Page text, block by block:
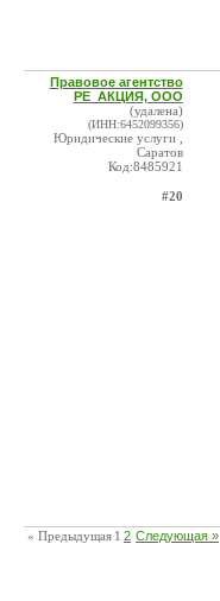
Правовое агентство
РЕ_АКЦИЯ, ООО
(удалена)
(ИНН:6452099356)
Юридические услуги ,
Саратов
Код:8485921
#20
« Предыдущая 1 2 Следующая »